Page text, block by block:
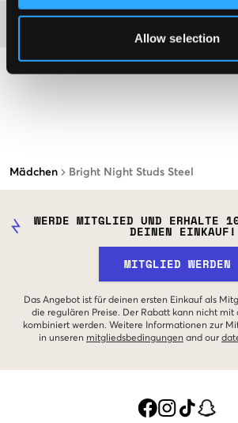
Allow selection
Mädchen Bright Night Studs Steel
WERDE MITGLIED UND ERHALTE
DEINEN EINKAUF!
MITGLIED WERDEN
Das Angebot ist für deinen ersten Einkauf als
die regulären Preise. Der Rabatt kann nicht mit
kombiniert werden. Weitere Informationen zur
in unseren mitgliedsbedingungen and our